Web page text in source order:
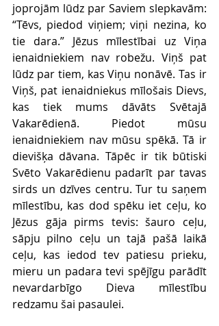
joprojām lūdz par Saviem slepkavām:
“Tēvs, piedod viņiem; viņi nezina, ko
tie dara.” Jēzus mīlestībai uz Viņa
ienaidniekiem nav robežu. Viņš pat
lūdz par tiem, kas Viņu nonāvē. Tas ir
Viņš, pat ienaidniekus mīlošais Dievs,
kas tiek mums dāvāts Svētajā
Vakarēdienā. Piedot mūsu
ienaidniekiem nav mūsu spēkā. Tā ir
dievišķa dāvana. Tāpēc ir tik būtiski
Svēto Vakarēdienu padarīt par tavas
sirds un dzīves centru. Tur tu saņem
mīlestību, kas dod spēku iet ceļu, ko
Jēzus gāja pirms tevis: šauro ceļu,
sāpju pilno ceļu un tajā pašā laikā
ceļu, kas iedod tev patiesu prieku,
mieru un padara tevi spējīgu parādīt
nevardarbīgo Dieva mīlestību
redzamu šai pasaulei.